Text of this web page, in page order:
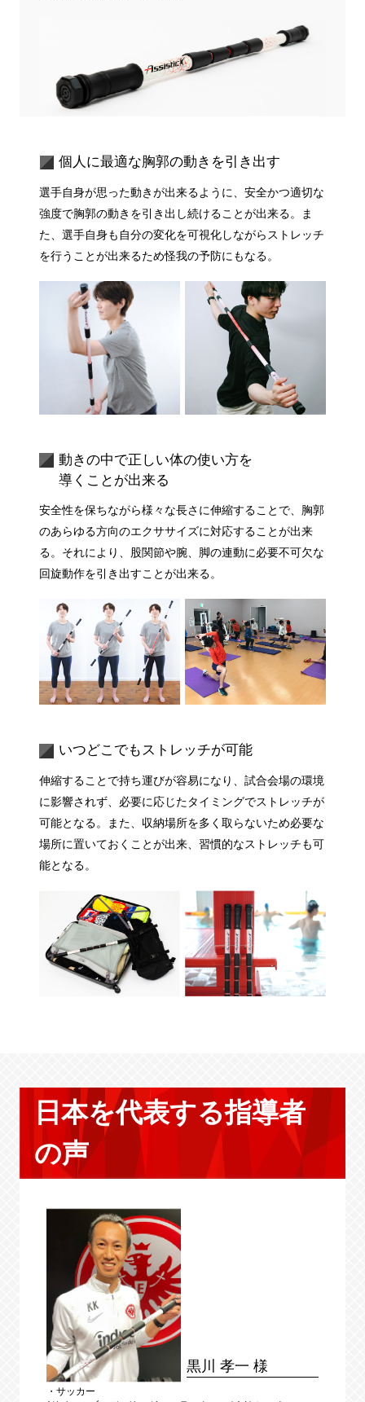
個人に最適な胸郭の動きを引き出す
選手自身が思った動きが出来るように、安全かつ適切な
強度で胸郭の動きを引き出し続けることが出来る。ま
た、選手自身も自分の変化を可視化しながらストレッチ
を行うことが出来るため怪我の予防にもなる。
動きの中で正しい体の使い方を
導くことが出来る
安全性を保ちながら様々な長さに伸縮することで、胸郭
のあらゆる方向のエクササイズに対応することが出来
る。それにより、股関節や腕、脚の連動に必要不可欠な
回旋動作を引き出すことが出来る。
いつどこでもストレッチが可能
伸縮することで持ち運びが容易になり、試合会場の環境
に影響されず、必要に応じたタイミングでストレッチが
可能となる。また、収納場所を多く取らないため必要な
場所に置いておくことが出来、習慣的なストレッチも可
能となる。
日本を代表する指導者
の声
黒川 孝一 様
・サッカー